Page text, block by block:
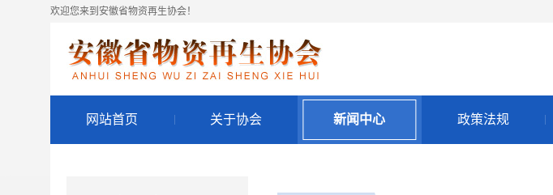
欢迎您来到安徽省物资再生协会！
网站首页 关于协会 新闻中心 政策法规